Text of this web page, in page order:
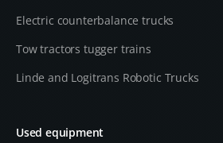
Electric counterbalance trucks
Tow tractors tugger trains
Linde and Logitrans Robotic Trucks
Used equipment